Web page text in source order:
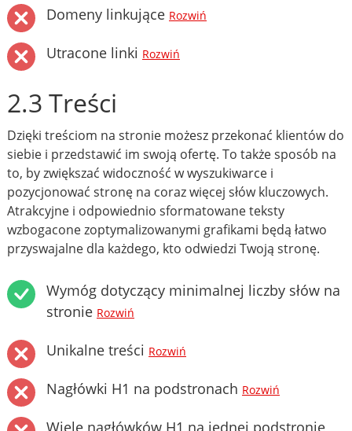
Domeny linkujące Rozwiń
Utracone linki Rozwiń
2.3 Treści
Dzięki treściom na stronie możesz przekonać klientów do
siebie i przedstawić im swoją ofertę. To także sposób na
to, by zwiększać widoczność w wyszukiwarce i
pozycjonować stronę na coraz więcej słów kluczowych.
Atrakcyjne i odpowiednio sformatowane teksty
wzbogacone zoptymalizowanymi grafikami będą łatwo
przyswajalne dla każdego, kto odwiedzi Twoją stronę.
Wymóg dotyczący minimalnej liczby słów na
stronie Rozwiń
Unikalne treści Rozwiń
Nagłówki H1 na podstronach Rozwiń
Wiele nagłówków H1 na jednej podstronie